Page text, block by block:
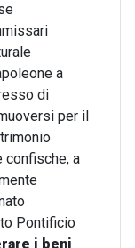
a
di
per il
confische, a
Pontificio
i beni